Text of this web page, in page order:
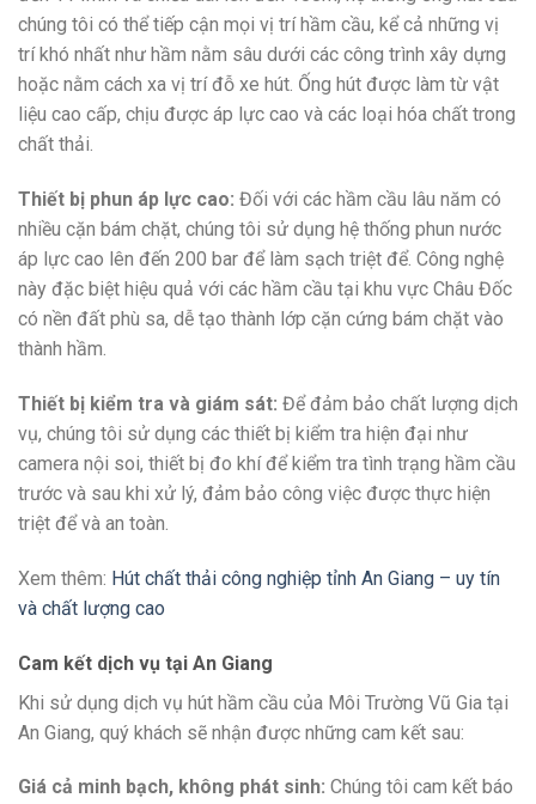
chúng tôi có thể tiếp cận mọi vị trí hầm cầu, kể cả những vị
trí khó nhất như hầm nằm sâu dưới các công trình xây dựng
hoặc nằm cách xa vị trí đỗ xe hút. Ống hút được làm từ vật
liệu cao cấp, chịu được áp lực cao và các loại hóa chất trong
chất thải.
Thiết bị phun áp lực cao: Đối với các hầm cầu lâu năm có
nhiều cặn bám chặt, chúng tôi sử dụng hệ thống phun nước
áp lực cao lên đến 200 bar để làm sạch triệt để. Công nghệ
này đặc biệt hiệu quả với các hầm cầu tại khu vực Châu Đốc
có nền đất phù sa, dễ tạo thành lớp cặn cứng bám chặt vào
thành hầm.
Thiết bị kiểm tra và giám sát: Để đảm bảo chất lượng dịch
vụ, chúng tôi sử dụng các thiết bị kiểm tra hiện đại như
camera nội soi, thiết bị đo khí để kiểm tra tình trạng hầm cầu
trước và sau khi xử lý, đảm bảo công việc được thực hiện
triệt để và an toàn.
Xem thêm: Hút chất thải công nghiệp tỉnh An Giang – uy tín
và chất lượng cao
Cam kết dịch vụ tại An Giang
Khi sử dụng dịch vụ hút hầm cầu của Môi Trường Vũ Gia tại
An Giang, quý khách sẽ nhận được những cam kết sau:
Giá cả minh bạch, không phát sinh: Chúng tôi cam kết báo